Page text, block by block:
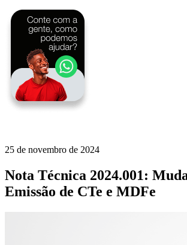
25 de novembro de 2024
Nota Técnica 2024.001:
Emissão de CTe e MDFe